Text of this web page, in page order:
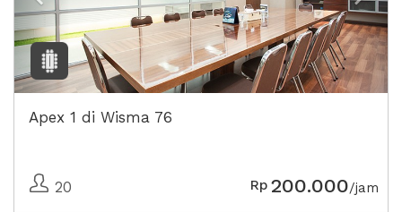
Apex 1 di Wisma 76
20 Rp 200.000/jam